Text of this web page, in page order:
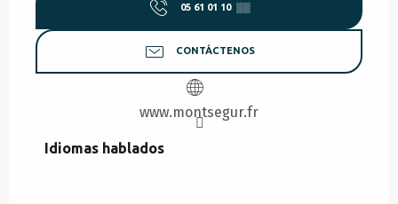
05 61 01 10 ▒▒
CONTÁCTENOS
www.montsegur.fr
Idiomas hablados
Idiomas hablados